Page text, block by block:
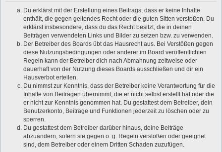
Du erklärst mit der Erstellung eines Beitrags, dass er keine Inhalte
enthält, die gegen geltendes Recht oder die guten Sitten verstoßen. Du
erklärst insbesondere, dass du das Recht besitzt, die in deinen
Beiträgen verwendeten Links und Bilder zu setzen bzw. zu verwenden.
Der Betreiber des Boards übt das Hausrecht aus. Bei Verstößen gegen
diese Nutzungsbedingungen oder anderer im Board veröffentlichten
Regeln kann der Betreiber dich nach Abmahnung zeitweise oder
dauerhaft von der Nutzung dieses Boards ausschließen und dir ein
Hausverbot erteilen.
Du nimmst zur Kenntnis, dass der Betreiber keine Verantwortung für die
Inhalte von Beiträgen übernimmt, die er nicht selbst erstellt hat oder die
er nicht zur Kenntnis genommen hat. Du gestattest dem Betreiber, dein
Benutzerkonto, Beiträge und Funktionen jederzeit zu löschen oder zu
sperren.
Du gestattest dem Betreiber darüber hinaus, deine Beiträge
abzuändern, sofern sie gegen o. g. Regeln verstoßen oder geeignet
sind, dem Betreiber oder einem Dritten Schaden zuzufügen.